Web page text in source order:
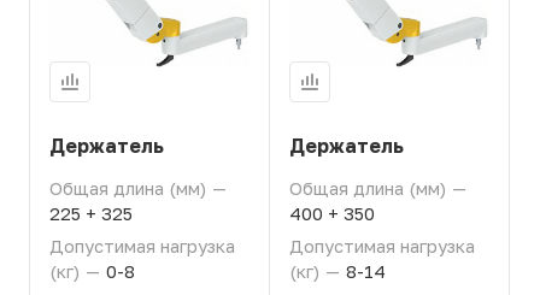
Держатель
Общая длина (мм) —
225 + 325
Допустимая нагрузка
(кг) — 0-8
Держатель
Общая длина (мм) —
400 + 350
Допустимая нагрузка
(кг) — 8-14